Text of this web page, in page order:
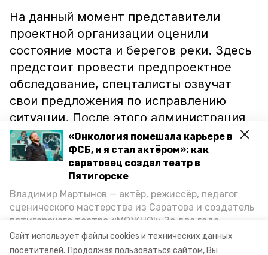
Сайт использует файлы cookies и технических данных
посетителей. Продолжая пользоваться сайтом, Вы
«Онкология помешала карьере в
ФСБ, и я стал актёром»: как
саратовец создал театр в
Пятигорске
Владимир Мартынов — актёр, режиссёр, педагог
сценического мастерства из Саратова и создатель
пятигорского театра «МОЖНО!» За два года
существования театр выпустил восемь спектаклей,
впереди — новые премьеры. О том, как стал
На данный момент представители
проектной организации оценили
состояние моста и берегов реки. Здесь
предстоит провести предпроектное
обследование, спецталисты озвучат
свои предложения по исправлению
ситуации. После этого администрация
Кисловодска подаст заявку на
финансирование. Скорее всего, деньги
на восстановление потребуются из
Напомним, проект обновления Дворца
культуры Железноводскапретендует
британскую премию.